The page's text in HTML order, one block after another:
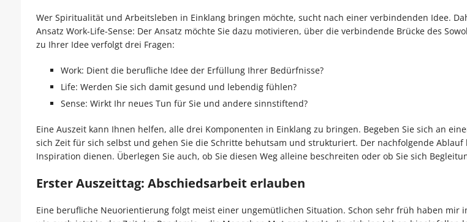
Wer Spiritualität und Arbeitsleben in Einklang bringen möchte, sucht nach einer verbindenden Idee.
Ansatz Work-Life-Sense: Der Ansatz möchte Sie dazu motivieren, über die verbindende Brücke des
zu Ihrer Idee verfolgt drei Fragen:
Work: Dient die berufliche Idee der Erfüllung Ihrer Bedürfnisse?
Life: Werden Sie sich damit gesund und lebendig fühlen?
Sense: Wirkt Ihr neues Tun für Sie und andere sinnstiftend?
Eine Auszeit kann Ihnen helfen, alle drei Komponenten in Einklang zu bringen. Begeben Sie sich an
sich Zeit für sich selbst und gehen Sie die Schritte behutsam und strukturiert. Der nachfolgende
Inspiration dienen. Überlegen Sie auch, ob Sie diesen Weg alleine beschreiten oder ob Sie sich
Erster Auszeittag: Abschiedsarbeit erlauben
Eine berufliche Neuorientierung folgt meist einer ungemütlichen Situation. Schon sehr früh haben mir